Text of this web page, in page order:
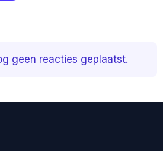
geen reacties geplaatst.